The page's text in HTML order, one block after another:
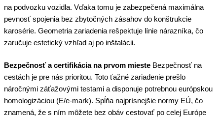
na podvozku vozidla. Vďaka tomu je zabezpečená maximálna
pevnosť spojenia bez zbytočných zásahov do konštrukcie
karosérie. Geometria zariadenia rešpektuje línie nárazníka, čo
zaručuje estetický vzhľad aj po inštalácii.
Bezpečnosť a certifikácia na prvom mieste Bezpečnosť na
cestách je pre nás prioritou. Toto ťažné zariadenie prešlo
náročnými záťažovými testami a disponuje potrebnou európskou
homologizáciou (E/e-mark). Spĺňa najprísnejšie normy EÚ, čo
znamená, že s ním môžete bez obáv cestovať po celej Európe